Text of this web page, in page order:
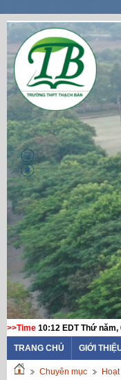
>>Time 10:12 EDT Thứ năm,
TRANG CHỦ GIỚI
Chuyên mục